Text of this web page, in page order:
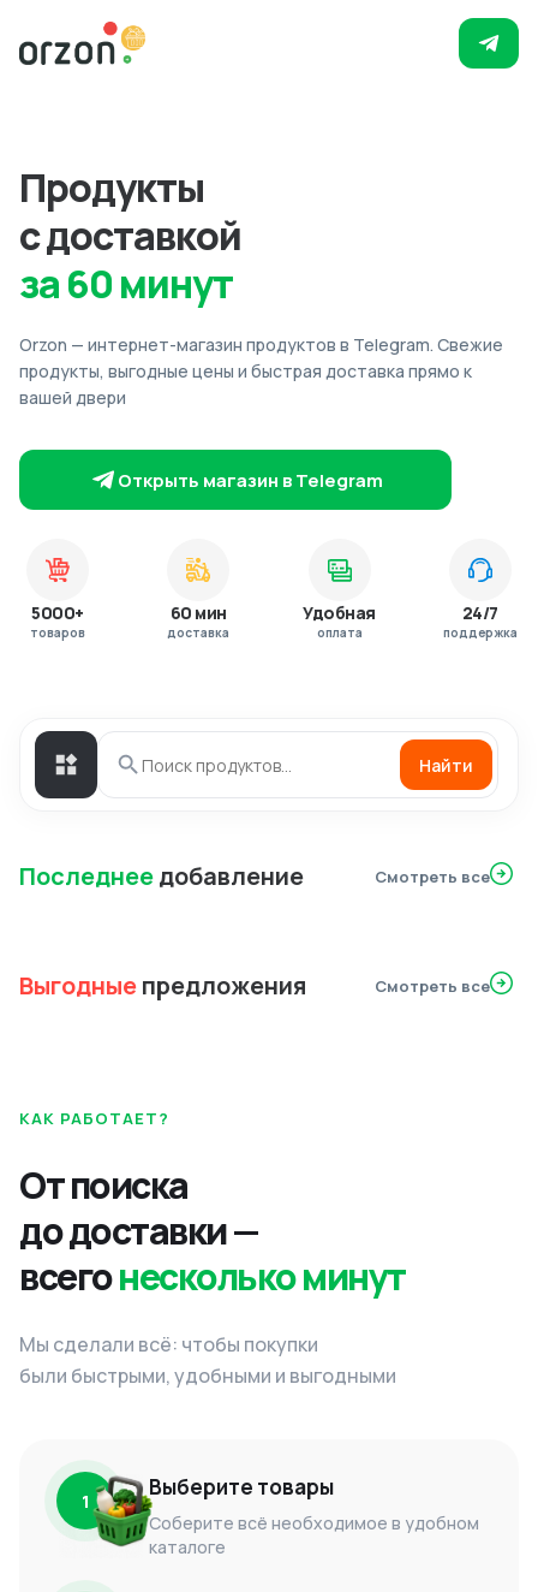
Продукты
с доставкой
за 60 минут
Orzon — интернет-магазин продуктов в Telegram. Свежие
продукты, выгодные цены и быстрая доставка прямо к
вашей двери
Открыть магазин в Telegram
5000+
товаров
60 мин
доставка
Удобная
оплата
24/7
поддержка
Найти
Последнеедобавление Смотреть все
Выгодныепредложения Смотреть все
КАК РАБОТАЕТ?
От поиска
до доставки —
всегонесколько минут
Мы сделали всё: чтобы покупки
были быстрыми, удобными и выгодными
1 Выберите товары
Соберите всё необходимое в удобном
каталоге